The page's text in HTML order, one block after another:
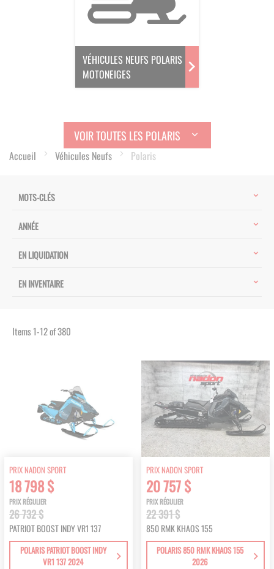
VÉHICULES NEUFS POLARIS
MOTONEIGES
VOIR TOUTES LES POLARIS
Accueil Véhicules Neufs Polaris
MOTS-CLÉS
ANNÉE
EN LIQUIDATION
EN INVENTAIRE
Items1-12of380
PRIX NADON SPORT
18 798 $
PRIX RÉGULIER
26 732 $
PATRIOT BOOST INDY VR1 137
POLARIS PATRIOT BOOST INDY
VR1 137 2024
PRIX NADON SPORT
20 757 $
PRIX RÉGULIER
22 391 $
850 RMK KHAOS 155
POLARIS 850 RMK KHAOS 155
2026